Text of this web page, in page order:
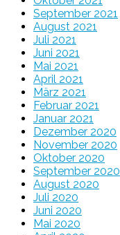
September 2021
August 2021
Juli 2021
Juni 2021
Mai 2021
April 2021
März 2021
Februar 2021
Januar 2021
Dezember 2020
November 2020
Oktober 2020
September 2020
August 2020
Juli 2020
Juni 2020
Mai 2020